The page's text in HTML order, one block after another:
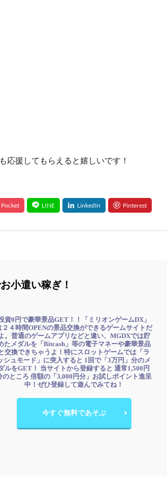
応援してもらえると嬉しいです！
小遣い稼ぎ！
資0円で豪華景品GET！！「ミリオンゲームDX」
２４時間OPENの景品交換ができるゲームサイトだ
。普通のゲームアプリなどと違い、MGDXでは貯
たメダルを「Bitcash」等の電子マネーや豪華景品
交換できちゃうよ！特にスロットゲームでは「ラ
シュモード」に突入すると 1回で「3万円」分のメ
ルをGET！ 当サイトから登録すると 通常1,500円
のところ 倍額の「3,000円分」お試しポイント進呈
中！ぜひ登録して遊んでみてね！
今すぐ無料であそぶ